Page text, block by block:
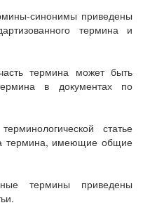
синонимы приведены
термина и
термина может быть
в документах по
статье
термина, имеющие общие
термины приведены